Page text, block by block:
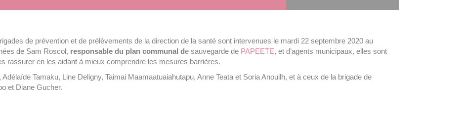
de prévention et de prélèvements de la direction de la santé sont intervenues le mardi 22 septembre 2020 au
de Sam Roscol, responsable du plan communal de sauvegarde de PAPEETE, et d’agents municipaux, elles sont
rassurer en les aidant à mieux comprendre les mesures barrières.
Tamaku, Line Deligny, Taimai Maamaatuaiahutapu, Anne Teata et Soria Anouilh, et à ceux de la brigade de
et Diane Gucher.